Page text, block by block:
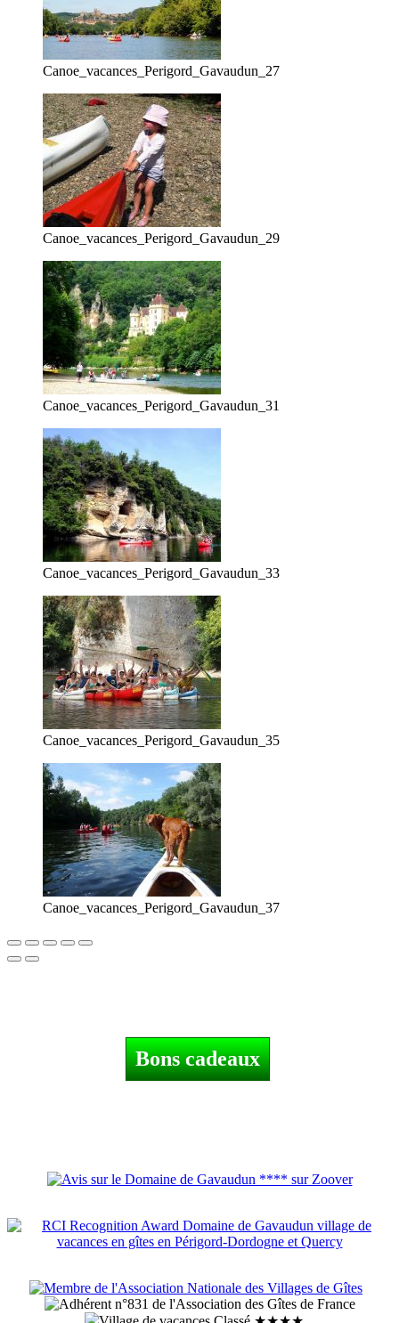
Canoe_vacances_Perigord_Gavaudun_27
Canoe_vacances_Perigord_Gavaudun_29
Canoe_vacances_Perigord_Gavaudun_31
Canoe_vacances_Perigord_Gavaudun_33
Canoe_vacances_Perigord_Gavaudun_35
Canoe_vacances_Perigord_Gavaudun_37